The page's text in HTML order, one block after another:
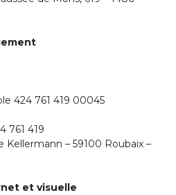
424 761 419 00045
761 419
Kellermann – 59100 Roubaix –
et visuelle